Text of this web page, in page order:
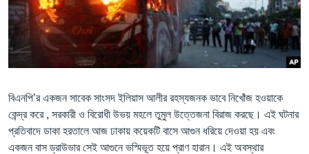
Learning English
FOLLOW US
অন্য ভাষায় ওয়েব সাইট
বিএনপি’র একজন সাবেক সাংসদ ইলিয়াস আলীর রহস্যজনক ভাবে নিখোঁজ হওয়াকে
কেন্দ্র করে , সরকারী ও বিরোধী উভয় মহলে তুমুল উত্তেজনা বিরাজ করছে। এই ঘটনার
প্রতিবাদে ডাকা হরতালে আজ ঢাকায় কয়েকটি বাসে আগুন ধরিয়ে দেওয়া হয় এবং
একজন বাস ড্রাউভার সেই আগুনে ভস্মিভূত হয়ে প্রাণ হারান। এই অবস্থার